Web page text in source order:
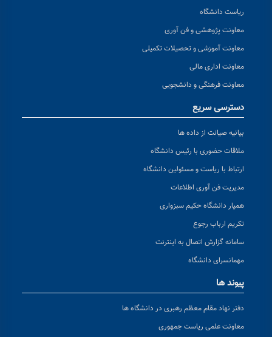
ریاست دانشگاه
معاونت پژوهشی و فن آوری
معاونت آموزشی و تحصیلات تکمیلی
معاونت اداری مالی
معاونت فرهنگی و دانشجویی
دسترسی سریع
بیانیه صیانت از داده ها
ملاقات حضوری با رئیس دانشگاه
ارتباط با ریاست و مسئولین دانشگاه
مدیریت فن آوری اطلاعات
همیار دانشگاه حکیم سبزواری
تکریم ارباب رجوع
سامانه گزارش اتصال به اینترنت
مهمانسرای دانشگاه
پیوند ها
دفتر نهاد مقام معظم رهبری در دانشگاه ها
معاونت علمی ریاست جمهوری